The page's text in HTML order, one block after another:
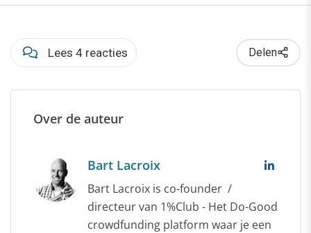
Lees 4 reacties Delen
Over de auteur
Bart Lacroix
Bart Lacroix is co-founder /
directeur van 1%Club - Het Do-Good
crowdfunding platform waar je een